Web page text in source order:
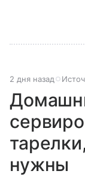
2 дня назад
нужны